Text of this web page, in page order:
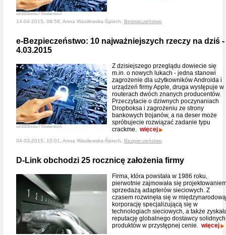
wk1003mike / Shutterstock
14-04-2015, 08:58, Anna Wasilewska-Śpioch, Bezpieczeństwo
e-Bezpieczeństwo: 10 najważniejszych rzeczy na dziś -
4.03.2015
wk1003mike / Shutterstock
Z dzisiejszego przeglądu dowiecie się
m.in. o nowych lukach - jedna stanowi
zagrożenie dla użytkowników Androida i
urządzeń firmy Apple, druga występuje w
routerach dwóch znanych producentów.
Przeczytacie o dziwnych poczynaniach
Dropboksa i zagrożeniu ze strony
bankowych trojanów, a na deser może
spróbujecie rozwiązać zadanie typu
crackme. więcej
04-03-2015, 10:01, Anna Wasilewska-Śpioch, Bezpieczeństwo
D-Link obchodzi 25 rocznicę założenia firmy
Firma, która powstała w 1986 roku,
pierwotnie zajmowała się
sprzedażą adapterów sieciowych. Z
czasem rozwinęła się w międzynarodową
korporację specjalizującą się w
technologiach sieciowych, a także
reputację globalnego dostawcy solidnych
produktów w przystępnej cenie. więcej